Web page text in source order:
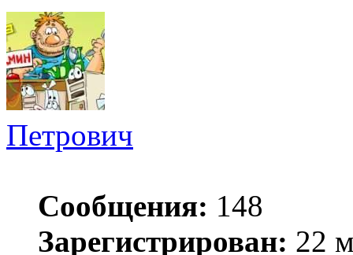
Петрович
Сообщения: 148
Зарегистрирован: 22